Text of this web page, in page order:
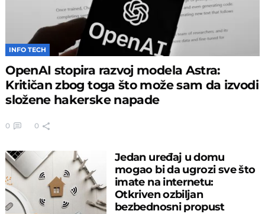
INFO TECH
OpenAI stopira razvoj modela Astra:
Kritičan zbog toga što može sam da izvodi
složene hakerske napade
0 0
Jedan uređaj u domu
mogao bi da ugrozi sve što
imate na internetu:
Otkriven ozbiljan
bezbednosni propust